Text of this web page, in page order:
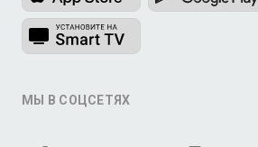
МЫ В СОЦСЕТЯХ